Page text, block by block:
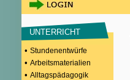
UNTERRICHT
• Stundenentwürfe
• Arbeitsmaterialien
• Alltagspädagogik